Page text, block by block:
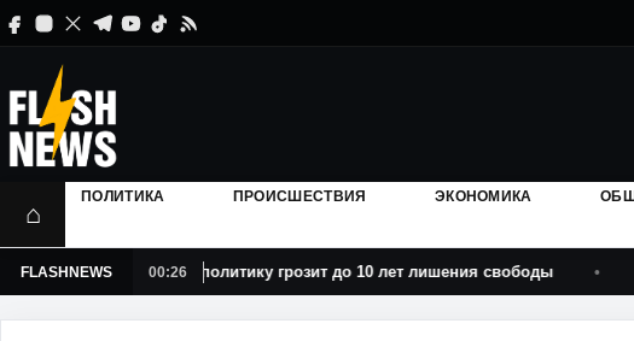
⌂
ПОЛИТИКА ПРОИСШЕСТВИЯ ЭКОНОМИКА
FLASHNEWS 00:26
в суд: политику грозит до 10 лет лишения свободы